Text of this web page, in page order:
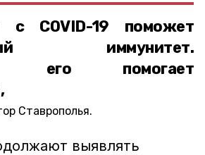
с COVID-19 поможет
иммунитет.
его помогает
Ставрополья.
выявлять